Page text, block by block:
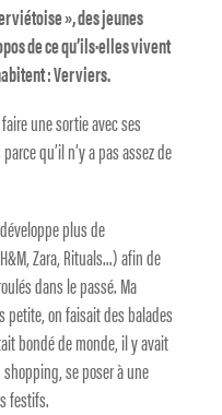
», des jeunes
de ce qu’ils·elles vivent
: Verviers.
une sortie avec ses
qu’il n’y a pas assez de
plus de
Zara, Rituals…) afin de
dans le passé. Ma
petite, on faisait des balades
bondé de monde, il y avait
se poser à une
festifs.